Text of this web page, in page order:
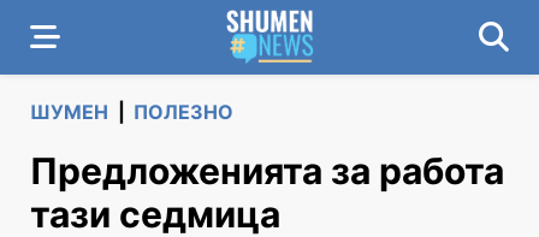
ШУМЕН ПОЛЕЗНО
Предложенията за работа
тази седмица